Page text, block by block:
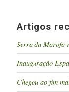
Artigos
Serra da Marofa
Inauguração
Chegou ao fim